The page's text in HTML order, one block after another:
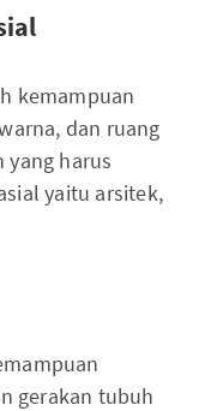
kemampuan
dan ruang
yang harus
yaitu arsitek,
gerakan tubuh